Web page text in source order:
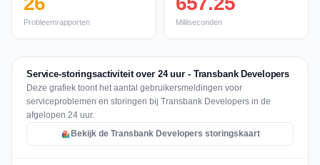
Probleemrapporten Milliseconden
Service-storingsactiviteit over 24 uur - Transbank Developers
Deze grafiek toont het aantal gebruikersmeldingen voor
serviceproblemen en storingen bij Transbank Developers in de
afgelopen 24 uur.
Bekijk de Transbank Developers storingskaart